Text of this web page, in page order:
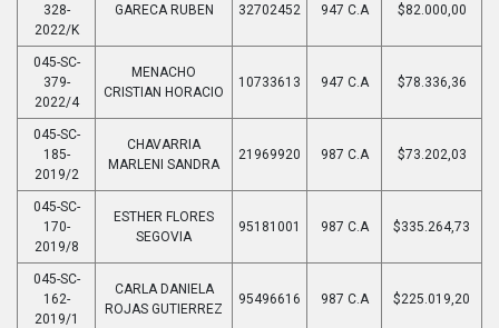
328-
2022/K
GARECA RUBEN 32702452 947 C.A $82.000,00
045-SC-
379-
2022/4
MENACHO
CRISTIAN HORACIO
10733613 947 C.A $78.336,36
045-SC-
185-
2019/2
CHAVARRIA
MARLENI SANDRA
21969920 987 C.A $73.202,03
045-SC-
170-
2019/8
ESTHER FLORES
SEGOVIA
95181001 987 C.A $335.264,73
045-SC-
162-
2019/1
CARLA DANIELA
ROJAS GUTIERREZ
95496616 987 C.A $225.019,20